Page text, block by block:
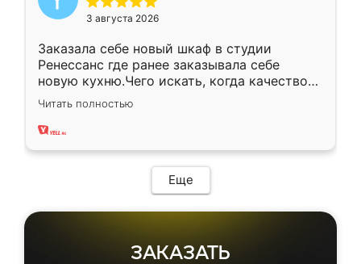
3 августа 2026
Заказала себе новый шкаф в студии
Ренессанс где ранее заказывала себе
новую кухню.Чего искать, когда качеством
вполне довольна. Служит кухня уже почти
два года, нареканий нет.
Читать полностью
Еще
ЗАКАЗАТЬ